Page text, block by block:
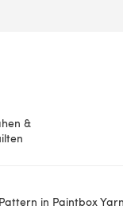
&
in Paintbox